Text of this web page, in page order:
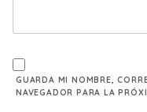
GUARDA MI NOMBRE,
NAVEGADOR PARA LA